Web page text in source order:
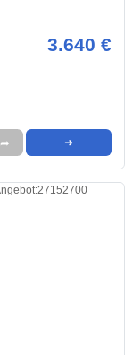
3.640 €
➦ ➜